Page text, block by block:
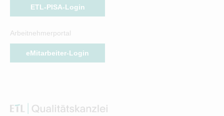
ETL-PISA-Login
Arbeitnehmerportal
eMitarbeiter-Login